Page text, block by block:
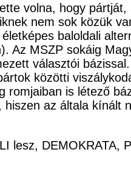
volna, hogy
nem sok közük
baloldali
Az MSZP sokáig
választói
közötti
romjaiban is létező
az általa
lesz,